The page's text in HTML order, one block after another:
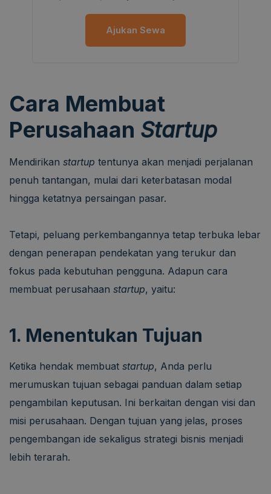
Ajukan Sewa
Cara Membuat
Perusahaan Startup
Mendirikan startup tentunya akan menjadi perjalanan
penuh tantangan, mulai dari keterbatasan modal
hingga ketatnya persaingan pasar.
Tetapi, peluang perkembangannya tetap terbuka lebar
dengan penerapan pendekatan yang terukur dan
fokus pada kebutuhan pengguna. Adapun cara
membuat perusahaan startup, yaitu:
1. Menentukan Tujuan
Ketika hendak membuat startup, Anda perlu
merumuskan tujuan sebagai panduan dalam setiap
pengambilan keputusan. Ini berkaitan dengan visi dan
misi perusahaan. Dengan tujuan yang jelas, proses
pengembangan ide sekaligus strategi bisnis menjadi
lebih terarah.